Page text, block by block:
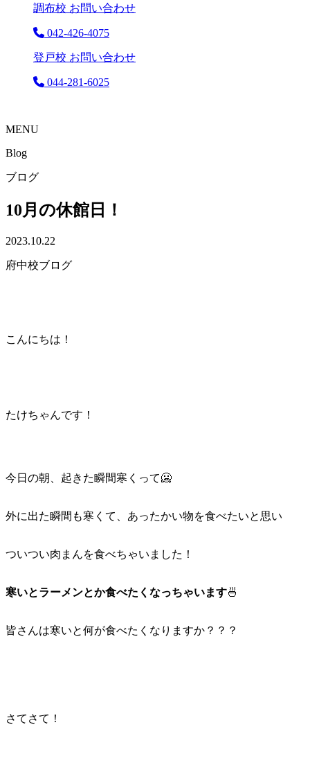
調布校 お問い合わせ
042-426-4075
登戸校 お問い合わせ
044-281-6025
MENU
Blog
ブログ
10月の休館日！
2023.10.22
府中校ブログ
こんにちは！
たけちゃんです！
今日の朝、起きた瞬間寒くって🥶
外に出た瞬間も寒くて、あったかい物を食べたいと思い
ついつい肉まんを食べちゃいました！
寒いとラーメンとか食べたくなっちゃいます🍜
皆さんは寒いと何が食べたくなりますか？？？
さてさて！